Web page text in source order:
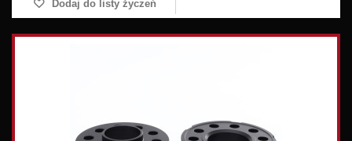
Dodaj do listy życzeń